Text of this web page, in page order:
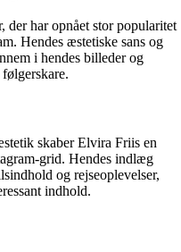
der har opnået stor popularitet
Hendes æstetiske sans og
i hendes billeder og
skaber Elvira Friis en
grid. Hendes indlæg
og rejseoplevelser,
indhold.